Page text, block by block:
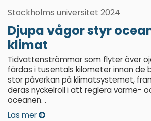
Stockholms universitet 2024
Djupa vågor styr
klimat
Tidvattenströmmar som flyter över
färdas i tusentals kilometer innan de
stor påverkan på klimatsystemet,
deras nyckelroll i att reglera värme-
oceanen. .
Läs mer